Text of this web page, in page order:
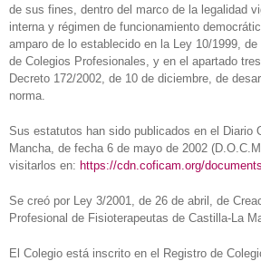
de sus fines, dentro del marco de la legalidad
interna y régimen de funcionamiento
amparo de lo establecido en la Ley 10/1999,
de Colegios Profesionales, y en el apartado
Decreto 172/2002, de 10 de diciembre, de
norma.
Sus estatutos han sido publicados en el Diario
Mancha, de fecha 6 de mayo de 2002
visitarlos en: https://cdn.coficam.org/
Se creó por Ley 3/2001, de 26 de abril, de
Profesional de Fisioterapeutas de Castilla-La
El Colegio está inscrito en el Registro de